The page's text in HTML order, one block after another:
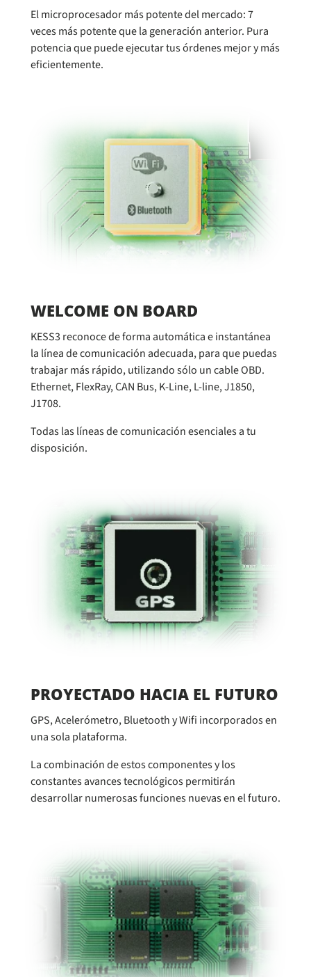
El microprocesador más potente del mercado: 7
veces más potente que la generación anterior. Pura
potencia que puede ejecutar tus órdenes mejor y más
eficientemente.
WELCOME ON BOARD
KESS3 reconoce de forma automática e instantánea
la línea de comunicación adecuada, para que puedas
trabajar más rápido, utilizando sólo un cable OBD.
Ethernet, FlexRay, CAN Bus, K-Line, L-line, J1850,
J1708.
Todas las líneas de comunicación esenciales a tu
disposición.
PROYECTADO HACIA EL FUTURO
GPS, Acelerómetro, Bluetooth y Wifi incorporados en
una sola plataforma.
La combinación de estos componentes y los
constantes avances tecnológicos permitirán
desarrollar numerosas funciones nuevas en el futuro.